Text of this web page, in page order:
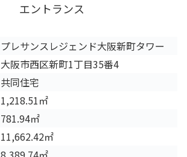
エントランス
プレサンスレジェンド大阪新町タワー
大阪市西区新町1丁目35番4
共同住宅
1,218.51㎡
781.94㎡
11,662.42㎡